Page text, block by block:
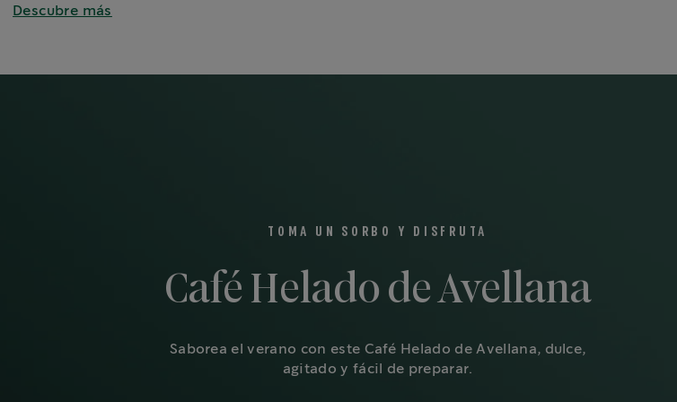
Descubre más
TOMA UN SORBO Y DISFRUTA
Café Helado de Avellana
Saborea el verano con este Café Helado de Avellana, dulce,
agitado y fácil de preparar.